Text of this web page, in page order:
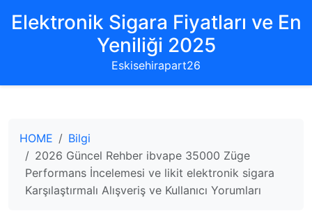
Elektronik Sigara Fiyatları ve En
Yeniliği 2025
Eskisehirapart26
HOME
Bilgi
2026 Güncel Rehber ibvape 35000 Züge
Performans İncelemesi ve likit elektronik sigara
Karşılaştırmalı Alışveriş ve Kullanıcı Yorumları